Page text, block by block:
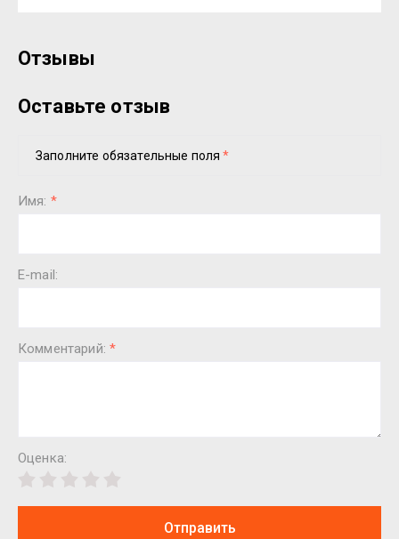
Отзывы
Оставьте отзыв
Заполните обязательные поля*
Имя: *
E-mail:
Комментарий:*
Оценка:
Отправить